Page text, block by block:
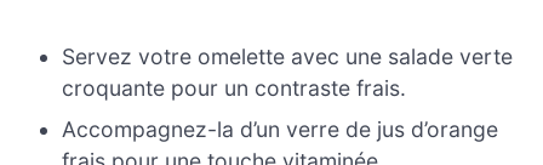
Servez votre omelette avec une salade verte
croquante pour un contraste frais.
Accompagnez-la d’un verre de jus d’orange